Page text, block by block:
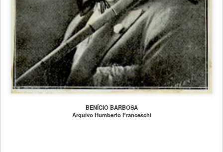
BENÍCIO BARBOSA
Arquivo Humberto Franceschi